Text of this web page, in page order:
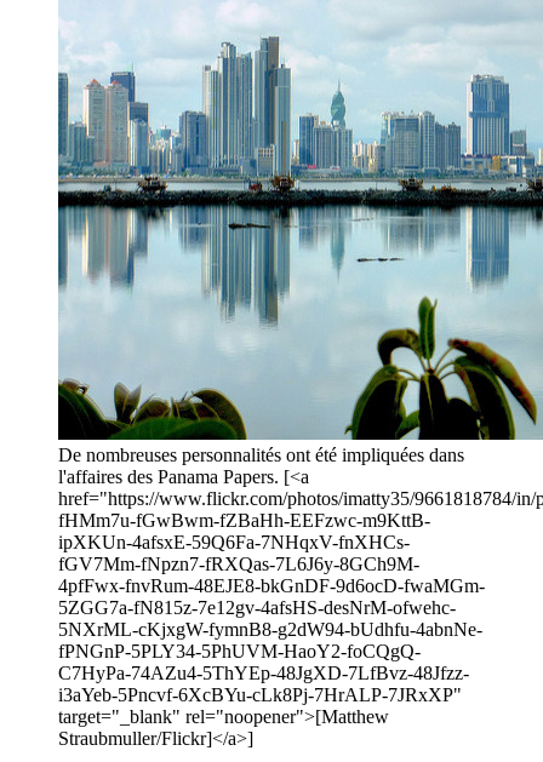
De nombreuses personnalités ont été impliquées dans
l'affaires des Panama Papers. [<a
href="https://www.flickr.com/photos/imatty35/9661818784/in/
fHMm7u-fGwBwm-fZBaHh-EEFzwc-m9KttB-
ipXKUn-4afsxE-59Q6Fa-7NHqxV-fnXHCs-
fGV7Mm-fNpzn7-fRXQas-7L6J6y-8GCh9M-
4pfFwx-fnvRum-48EJE8-bkGnDF-9d6ocD-fwaMGm-
5ZGG7a-fN815z-7e12gv-4afsHS-desNrM-ofwehc-
5NXrML-cKjxgW-fymnB8-g2dW94-bUdhfu-4abnNe-
fPNGnP-5PLY34-5PhUVM-HaoY2-foCQgQ-
C7HyPa-74AZu4-5ThYEp-48JgXD-7LfBvz-48Jfzz-
i3aYeb-5Pncvf-6XcBYu-cLk8Pj-7HrALP-7JRxXP"
target="_blank" rel="noopener">[Matthew
Straubmuller/Flickr]</a>]